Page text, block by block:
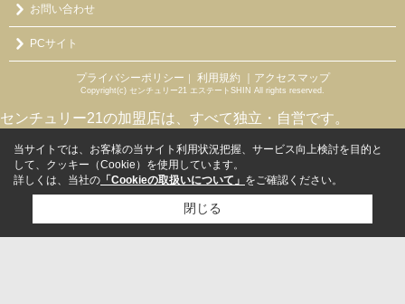
お問い合わせ
PCサイト
プライバシーポリシー 利用規約 ｜アクセスマップ
Copyright(c) センチュリー21 エステートSHIN All rights reserved.
センチュリー21の加盟店は、すべて独立・自営です。
当サイトでは、お客様の当サイト利用状況把握、サービス向上検討を目的と
して、クッキー（Cookie）を使用しています。
詳しくは、当社の 「Cookieの取扱いについて」 をご確認ください。
閉じる